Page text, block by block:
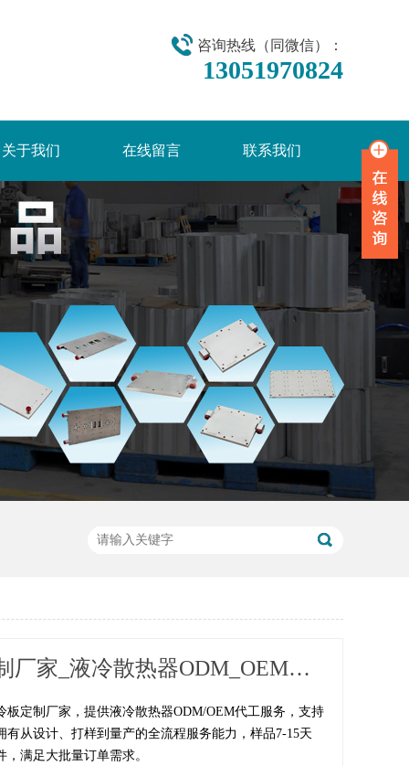
咨询热线（同微信）：
13051970824
关于我们 在线留言 联系我们
水冷板定制厂家_液冷散热器ODM_OEM代工_来图来样加工
板定制厂家，提供液冷散热器ODM/OEM代工服务，支持
有从设计、打样到量产的全流程服务能力，样品7-15天
，满足大批量订单需求。